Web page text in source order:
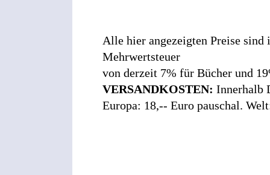
Alle hier angezeigten Preise
Mehrwertsteuer
von derzeit 7% für Bücher und
VERSANDKOSTEN: Innerhalb
Europa: 18,-- Euro pauschal.